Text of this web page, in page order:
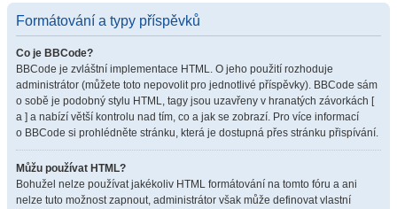
Formátování a typy příspěvků
Co je BBCode?
BBCode je zvláštní implementace HTML. O jeho použití rozhoduje
administrátor (můžete toto nepovolit pro jednotlivé příspěvky). BBCode sám
o sobě je podobný stylu HTML, tagy jsou uzavřeny v hranatých závorkách [
a ] a nabízí větší kontrolu nad tím, co a jak se zobrazí. Pro více informací
o BBCode si prohlédněte stránku, která je dostupná přes stránku přispívání.
Můžu používat HTML?
Bohužel nelze používat jakékoliv HTML formátování na tomto fóru a ani
nelze tuto možnost zapnout, administrátor však může definovat vlastní